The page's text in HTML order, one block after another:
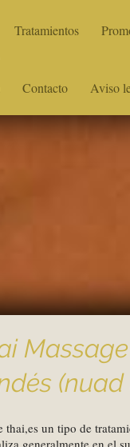
Tratamientos
Contacto Aviso
thai,es un tipo de
generalmente en el